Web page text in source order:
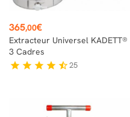
Prix
365,00€
Extracteur Universel KADETT®
3 Cadres
star star star star star_half25